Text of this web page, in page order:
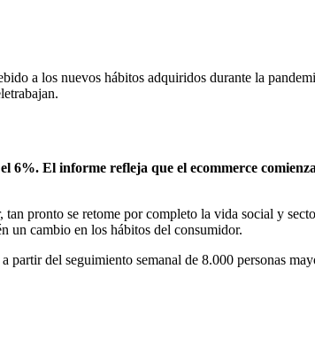
a los nuevos hábitos adquiridos durante la
El informe refleja que el ecommerce
pronto se retome por completo la vida social y
un cambio en los hábitos del consumidor.
del seguimiento semanal de 8.000 personas